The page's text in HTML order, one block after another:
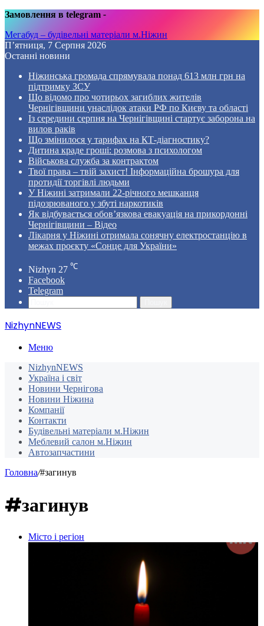
Замовлення в telegram -
Мегабуд – будівельні матеріали м.Ніжин
П’ятниця, 7 Серпня 2026
Останні новини
Ніжинська громада спрямувала понад 613 млн грн на
підтримку ЗСУ
Що відомо про чотирьох загиблих жителів
Чернігівщини унаслідок атаки РФ по Києву та області
Із середини серпня на Чернігівщині стартує заборона на
вилов раків
Що змінилося у тарифах на КТ-діагностику?
Дитина краде гроші: розмова з психологом
Військова служба за контрактом
Твої права – твій захист! Інформаційна брошура для
протидії торгівлі людьми
У Ніжині затримали 22-річного мешканця
підозрюваного у збуті наркотиків
Як відбувається обов’язкова евакуація на прикордонні
Чернігівщини – Відео
Лікарня у Ніжині отримала сонячну електростанцію в
межах проєкту «Сонце для України»
Nizhyn 27 ℃
Facebook
Telegram
NizhynNEWS
Меню
NizhynNEWS
Україна і світ
Новини Чернігова
Новини Ніжина
Компанії
Контакти
Будівельні матеріали м.Ніжин
Меблевий салон м.Ніжин
Автозапчастини
Головна/#загинув
#загинув
Місто і регіон